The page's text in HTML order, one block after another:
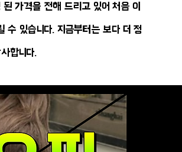
가격을 전해 드리고 있어 처음 이
있습니다. 지금부터는 보다 더 정
합니다.